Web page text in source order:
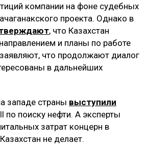
компании на фоне судебных
проекта. Однако в
, что Казахстан
и планы по работе
что продолжают диалог
в дальнейших
западе страны выступили
по поиску нефти. А эксперты
затрат концерн в
не делает.